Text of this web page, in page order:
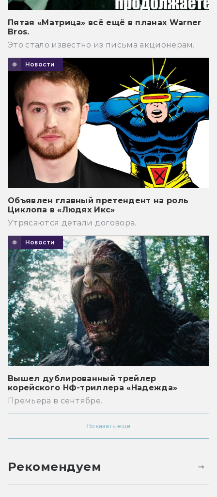
Пятая «Матрица» всё ещё в планах Warner
Bros.
Это стало известно из письма акционерам.
Новости
Объявлен главный претендент на роль
Циклопа в «Людях Икс»
Утрясаются детали договора.
Новости
Вышел дублированный трейлер
корейского НФ-триллера «Надежда»
Премьера в сентябре.
Показать ещё
Рекомендуем